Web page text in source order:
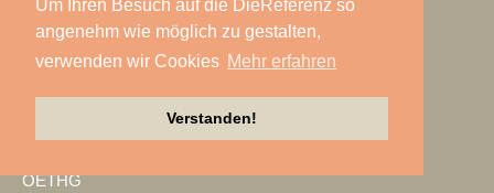
Um Ihren Besuch auf die DieReferenz so
angenehm wie möglich zu gestalten,
verwenden wir Cookies Mehr erfahren
Verstanden!
Nocturne Drones GmbH
NPB Veranstaltungstechnik
NTi Audio
OETHG